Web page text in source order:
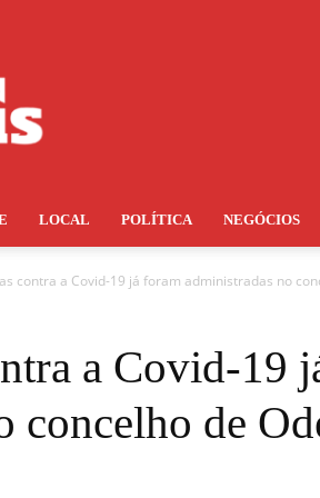
LOCAL POLÍTICA NEGÓCIOS
contra a Covid-19 já foram administradas no
a Covid-19
concelho de